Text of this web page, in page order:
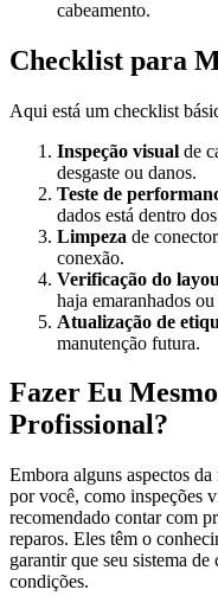
cabeamento.
Checklist para
Aqui está um checklist
Inspeção visual de
desgaste ou danos.
Teste de
dados está dentro
Limpeza de
conexão.
Verificação do
haja emaranhados
Atualização de
manutenção futura.
Fazer Eu
Profissional?
Embora alguns aspectos
por você, como inspeções
recomendado contar com
reparos. Eles têm o
garantir que seu sistema de
condições.